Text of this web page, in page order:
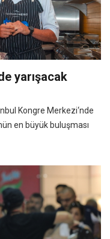
yarışacak
Kongre Merkezi‘nde
en büyük buluşması